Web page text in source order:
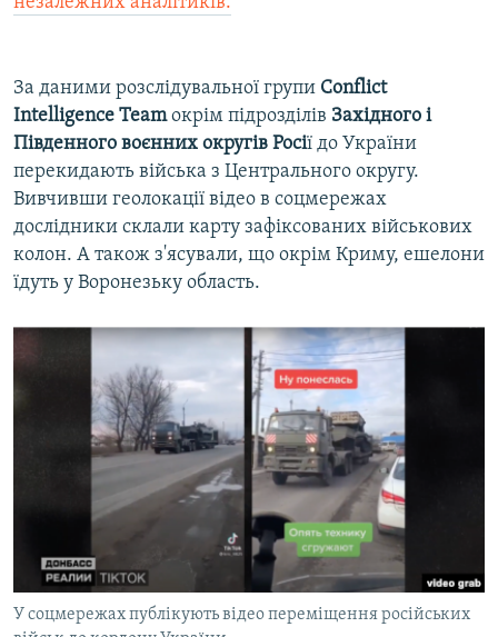
За даними розслідувальної групи Conflict
Intelligence Teamокрім підрозділів Західного і
Південного воєнних округів Росії до України
перекидають війська з Центрального округу.
Вивчивши геолокації відео в соцмережах
дослідники склали карту зафіксованих військових
колон. А також з'ясували, що окрім Криму, ешелони
їдуть у Воронезьку область.
У соцмережах публікують відео переміщення російських